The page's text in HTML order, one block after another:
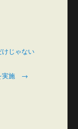
じゃない
を実施 →